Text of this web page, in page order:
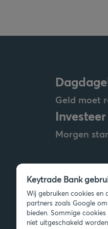
Geld moet
Morgen
Stuur
Keytrade Bank
Wij gebruiken cookies en
partners zoals Google
bieden. Sommige
niet uitgeschakeld